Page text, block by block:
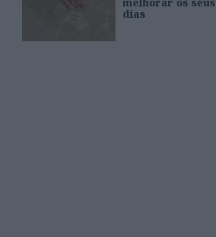
dias